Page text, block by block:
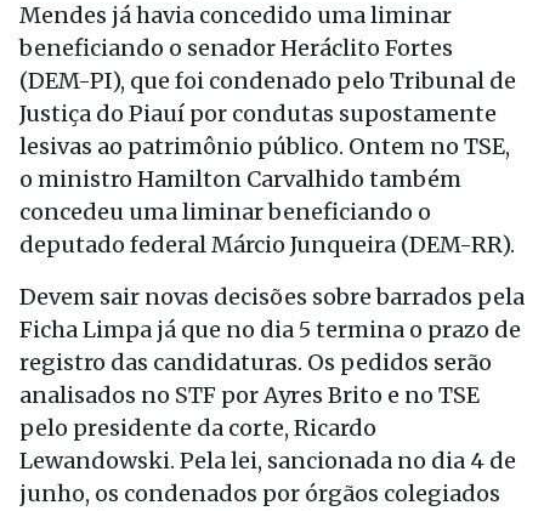
Mendes já havia concedido uma liminar
beneficiando o senador Heráclito Fortes
(DEM-PI), que foi condenado pelo Tribunal de
Justiça do Piauí por condutas supostamente
lesivas ao patrimônio público. Ontem no TSE,
o ministro Hamilton Carvalhido também
concedeu uma liminar beneficiando o
deputado federal Márcio Junqueira (DEM-RR).
Devem sair novas decisões sobre barrados pela
Ficha Limpa já que no dia 5 termina o prazo de
registro das candidaturas. Os pedidos serão
analisados no STF por Ayres Brito e no TSE
pelo presidente da corte, Ricardo
Lewandowski. Pela lei, sancionada no dia 4 de
junho, os condenados por órgãos colegiados